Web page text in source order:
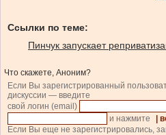
Ссылки по теме:
Пинчук запускает
Что скажете, Аноним?
Если Вы зарегистрированный
дискуссии — введите
свой логин (email)
и нажмите
|
Если Вы еще не зарегистрировались,